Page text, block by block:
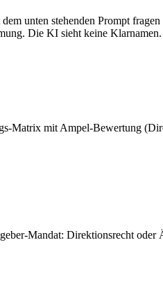
unten stehenden Prompt fragen
Die KI sieht keine Klarnamen.
Matrix mit Ampel-Bewertung
Mandat: Direktionsrecht oder